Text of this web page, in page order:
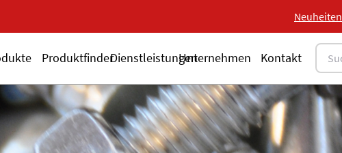
Neuheiten
Neue 18-V-Serie ALSAFIX
ProduktfinderDienstleistungenUnternehmen Kontakt